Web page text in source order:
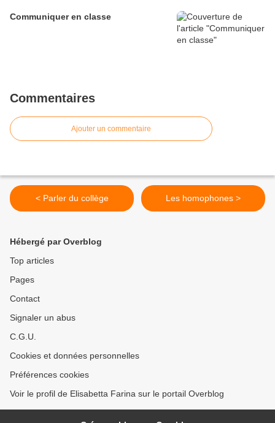
Communiquer en classe
Commentaires
Ajouter un commentaire
< Parler du collège Les homophones >
Hébergé par Overblog
Top articles
Pages
Contact
Signaler un abus
C.G.U.
Cookies et données personnelles
Préférences cookies
Voir le profil de Elisabetta Farina sur le portail Overblog